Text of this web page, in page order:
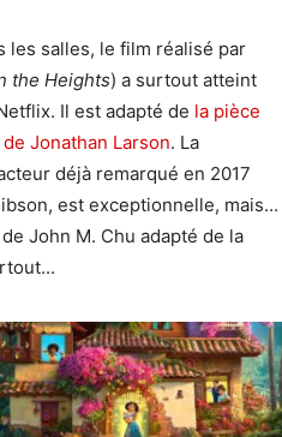
les salles, le film réalisé par
the Heights) a surtout atteint
Il est adapté de la pièce
Jonathan Larson. La
déjà remarqué en 2017
est exceptionnelle, mais...
John M. Chu adapté de la